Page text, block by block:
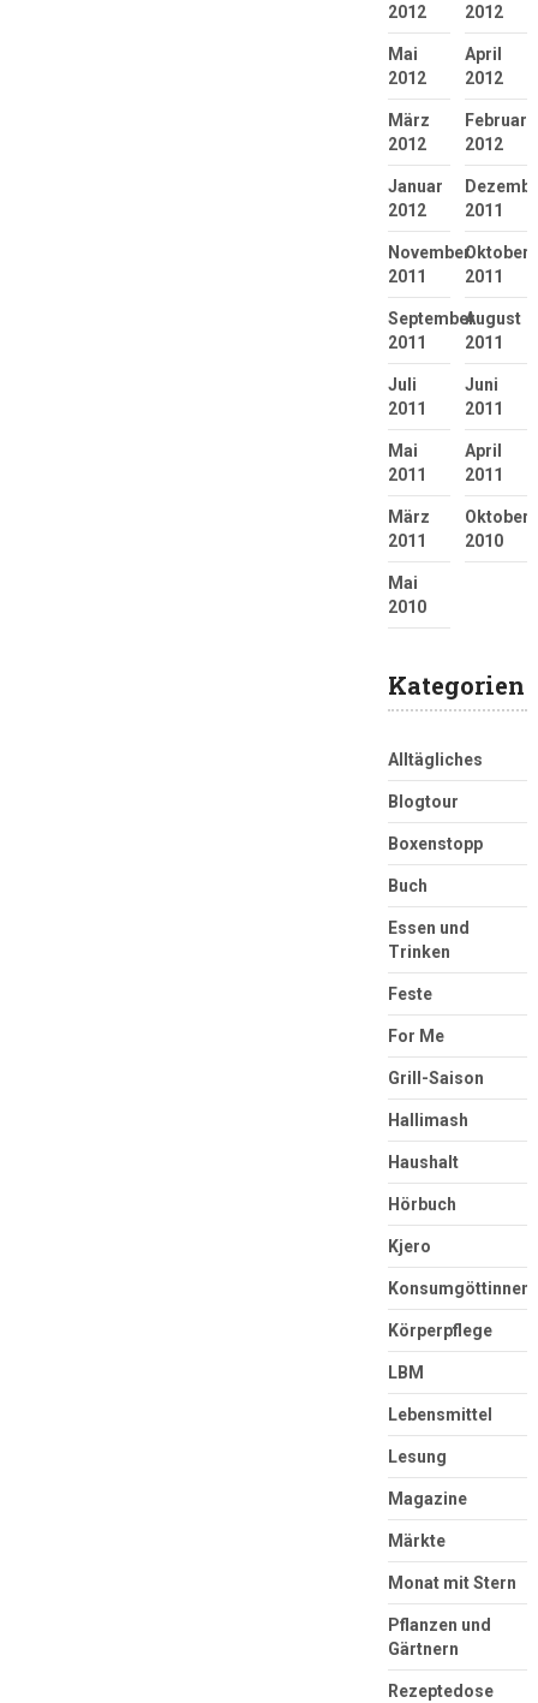
2012
2012
Mai
2012
April
2012
März
2012
Februar
2012
Januar
2012
2011
November
2011
Oktober
2011
September
2011
August
2011
Juli
2011
Juni
2011
Mai
2011
April
2011
März
2011
Oktober
2010
Mai
2010
Kategorien
Alltägliches
Blogtour
Boxenstopp
Buch
Essen und
Trinken
Feste
For Me
Grill-Saison
Hallimash
Haushalt
Hörbuch
Kjero
Konsumgöttinnen
Körperpflege
LBM
Lebensmittel
Lesung
Magazine
Märkte
Monat mit Stern
Pflanzen und
Gärtnern
Rezeptedose